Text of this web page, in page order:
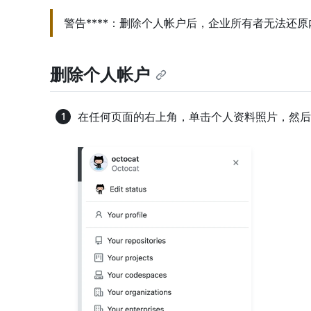
警告****：删除个人帐户后，企业所有者无法还原
删除个人帐户
在任何页面的右上角，单击个人资料照片，然后